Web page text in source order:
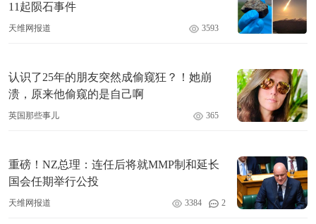
11起陨石事件
天维网报道 3593
认识了25年的朋友突然成偷窥狂？！她崩
溃，原来他偷窥的是自己啊
英国那些事儿 365
重磅！NZ总理：连任后将就MMP制和延长
国会任期举行公投
天维网报道 3384 2